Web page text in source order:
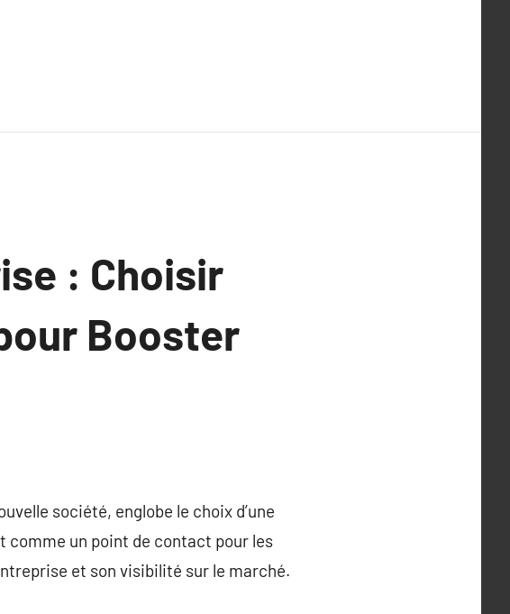
: Choisir
Booster
société, englobe le choix d’une
comme un point de contact pour les
et son visibilité sur le marché.